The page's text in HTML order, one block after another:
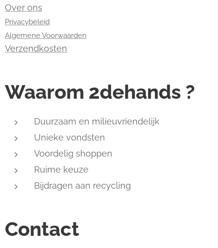
Over ons
Privacybeleid
Algemene Voorwaarden
Verzendkosten
Waarom 2dehands ?
Duurzaam en milieuvriendelijk
Unieke vondsten
Voordelig shoppen
Ruime keuze
Bijdragen aan recycling
Contact